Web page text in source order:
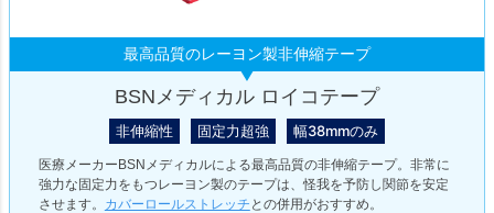
最高品質のレーヨン製非伸縮テープ
BSNメディカル ロイコテープ
非伸縮性 固定力超強 幅38mmのみ
医療メーカーBSNメディカルによる最高品質の非伸縮テープ。非常に
強力な固定力をもつレーヨン製のテープは、怪我を予防し関節を安定
させます。 カバーロールストレッチ との併用がおすすめ。